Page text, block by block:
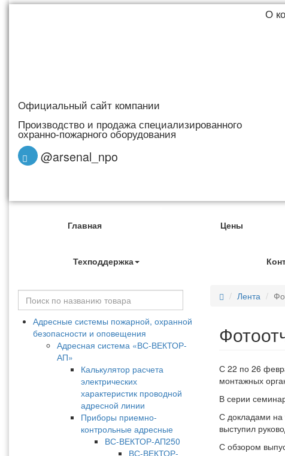
О
Официальный сайт компании
Производство и продажа специализированного
охранно-пожарного оборудования
@arsenal_npo
Главная Цены
Техподдержка
Адресные системы пожарной, охранной
безопасности и оповещения
Адресная система «ВС-ВЕКТОР-
АП»
Калькулятор расчета
электрических
характеристик проводной
адресной линии
Приборы приемно-
контрольные адресные
ВС-ВЕКТОР-АП250
ВС-ВЕКТОР-
Лента
С 22 по 26
монтажных
В серии
С докладами на
выступил
С обзором